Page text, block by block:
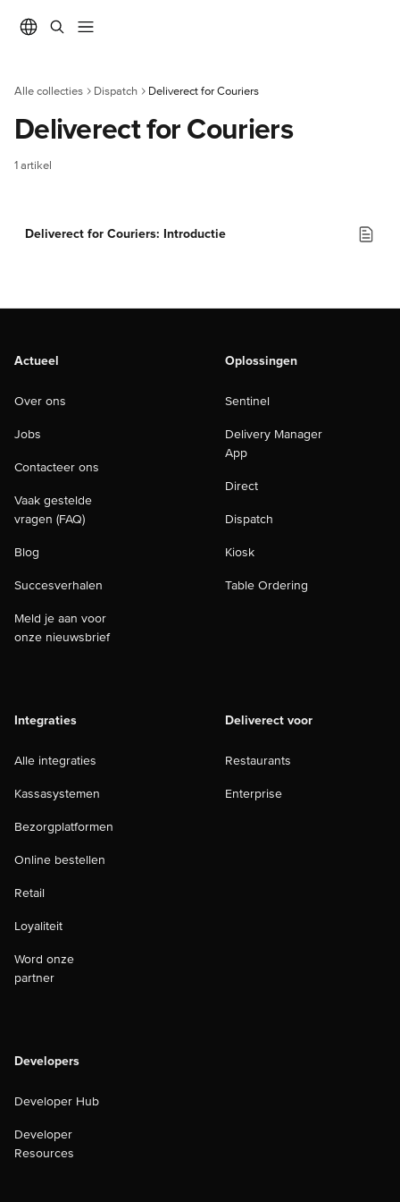
Alle collecties Dispatch Deliverect for Couriers
Deliverect for Couriers
1 artikel
Deliverect for Couriers: Introductie
Actueel
Over ons
Jobs
Contacteer ons
Vaak gestelde
vragen (FAQ)
Blog
Succesverhalen
Meld je aan voor
onze nieuwsbrief
Oplossingen
Sentinel
Delivery Manager
App
Direct
Dispatch
Kiosk
Table Ordering
Integraties
Alle integraties
Kassasystemen
Bezorgplatformen
Online bestellen
Retail
Loyaliteit
Word onze
partner
Deliverect voor
Restaurants
Enterprise
Developers
Developer Hub
Developer
Resources